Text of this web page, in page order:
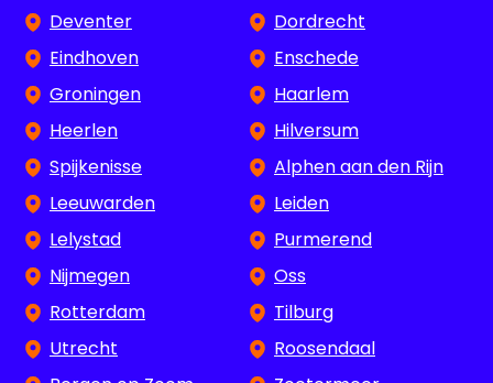
Deventer
Dordrecht
Eindhoven
Enschede
Groningen
Haarlem
Heerlen
Hilversum
Spijkenisse
Alphen aan den Rijn
Leeuwarden
Leiden
Lelystad
Purmerend
Nijmegen
Oss
Rotterdam
Tilburg
Utrecht
Roosendaal